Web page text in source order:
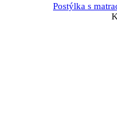
Postýlka s